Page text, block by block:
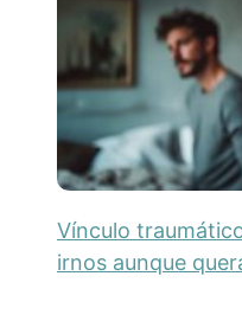
Vínculo
irnos aunque